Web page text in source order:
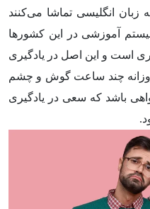
زبان انگلیسی تماشا می‌کنند
آموزشی در این کشورها
است و این اصل در یادگیری
چند ساعت گوش و چشم
باشد که سعی در یادگیری